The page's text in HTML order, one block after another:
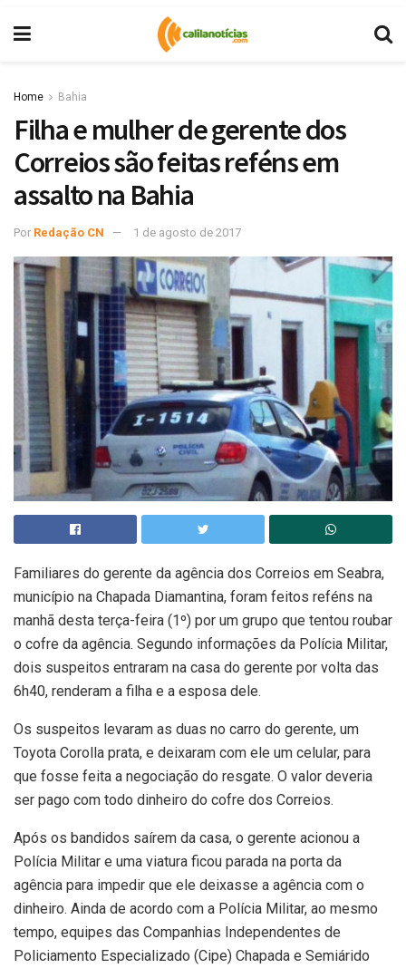
Home Bahia
Filha e mulher de gerente dos
Correios são feitas reféns em
assalto na Bahia
Por Redação CN 1 de agosto de 2017
Familiares do gerente da agência dos Correios em Seabra,
município na Chapada Diamantina, foram feitos reféns na
manhã desta terça-feira (1º) por um grupo que tentou roubar
o cofre da agência. Segundo informações da Polícia Militar,
dois suspeitos entraram na casa do gerente por volta das
6h40, renderam a filha e a esposa dele.
Os suspeitos levaram as duas no carro do gerente, um
Toyota Corolla prata, e deixaram com ele um celular, para
que fosse feita a negociação do resgate. O valor deveria
ser pago com todo dinheiro do cofre dos Correios.
Após os bandidos saírem da casa, o gerente acionou a
Polícia Militar e uma viatura ficou parada na porta da
agência para impedir que ele deixasse a agência com o
dinheiro. Ainda de acordo com a Polícia Militar, ao mesmo
tempo, equipes das Companhias Independentes de
Policiamento Especializado (Cipe) Chapada e Semiárido